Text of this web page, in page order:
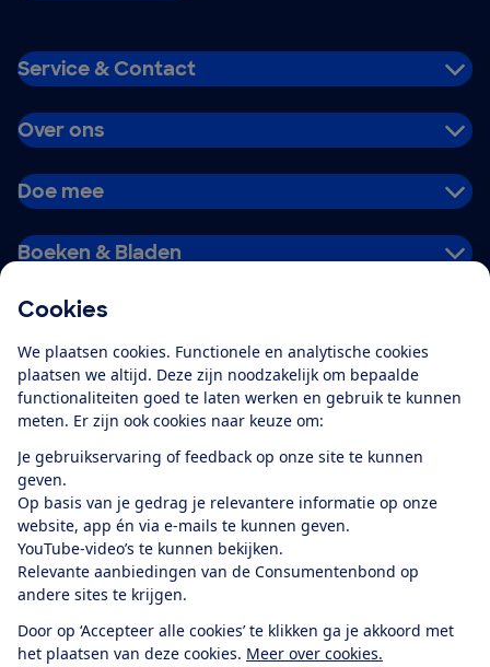
Cookies
We plaatsen cookies. Functionele en analytische cookies
plaatsen we altijd. Deze zijn noodzakelijk om bepaalde
functionaliteiten goed te laten werken en gebruik te kunnen
meten. Er zijn ook cookies naar keuze om:
Je gebruikservaring of feedback op onze site te kunnen
geven.
Op basis van je gedrag je relevantere informatie op onze
website, app én via e-mails te kunnen geven.
YouTube-video’s te kunnen bekijken.
Relevante aanbiedingen van de Consumentenbond op
andere sites te krijgen.
Door op ‘Accepteer alle cookies’ te klikken ga je akkoord met
het plaatsen van deze cookies. Meer over cookies.
Service & Contact
Over ons
Doe mee
Boeken & Bladen
Alles over de
app
Algemene Voorwaarden
Privacyverklaring
Cookiebeleid
Privacyvoorkeuren
Toegankelijkheid
RSS-feed nieuws
Facebook
TwitterInstagram
YoutubeLinkedIn
12.901consumentenbeoordelen de Consumentenbondmet gemiddeld